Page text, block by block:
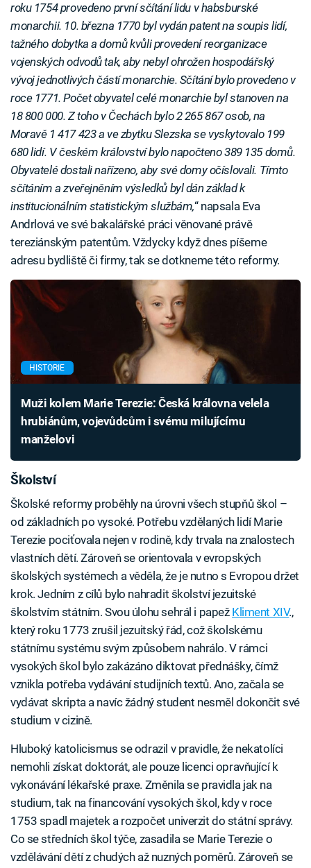
roku 1754 provedeno první sčítání lidu v habsburské
monarchii. 10. března 1770 byl vydán patent na soupis lidí,
tažného dobytka a domů kvůli provedení reorganizace
vojenských odvodů tak, aby nebyl ohrožen hospodářský
vývoj jednotlivých částí monarchie. Sčítání bylo provedeno v
roce 1771. Počet obyvatel celé monarchie byl stanoven na
18 800 000. Z toho v Čechách bylo 2 265 867 osob, na
Moravě 1 417 423 a ve zbytku Slezska se vyskytovalo 199
680 lidí. V českém království bylo napočteno 389 135 domů.
Obyvatelé dostali nařízeno, aby své domy očíslovali. Tímto
sčítáním a zveřejněním výsledků byl dán základ k
institucionálním statistickým službám,“ napsala Eva
Andrlová ve své bakalářské práci věnované právě
tereziánským patentům. Vždycky když dnes píšeme
adresu bydliště či firmy, tak se dotkneme této reformy.
HISTORIE
Muži kolem Marie Terezie: Česká královna velela
hrubiánům, vojevůdcům i svému milujícímu
manželovi
Školství
Školské reformy proběhly na úrovni všech stupňů škol –
od základních po vysoké. Potřebu vzdělaných lidí Marie
Terezie pociťovala nejen v rodině, kdy trvala na znalostech
vlastních dětí. Zároveň se orientovala v evropských
školských systémech a věděla, že je nutno s Evropou držet
krok. Jedním z cílů bylo nahradit školství jezuitské
školstvím státním. Svou úlohu sehrál i papež Kliment XIV.,
který roku 1773 zrušil jezuitský řád, což školskému
státnímu systému svým způsobem nahrálo. V rámci
vysokých škol bylo zakázáno diktovat přednášky, čímž
vznikla potřeba vydávání studijních textů. Ano, začala se
vydávat skripta a navíc žádný student nesměl dokončit své
studium v cizině.
Hluboký katolicismus se odrazil v pravidle, že nekatolíci
nemohli získat doktorát, ale pouze licenci opravňující k
vykonávání lékařské praxe. Změnila se pravidla jak na
studium, tak na financování vysokých škol, kdy v roce
1753 spadl majetek a rozpočet univerzit do státní správy.
Co se středních škol týče, zasadila se Marie Terezie o
vzdělávání dětí z chudých až nuzných poměrů. Zároveň se